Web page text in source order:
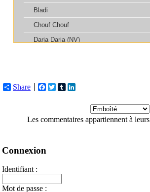
Share Facebook
TwitterTumblr
Les commentaires appartiennent à
Connexion
Identifiant :
Mot de passe :